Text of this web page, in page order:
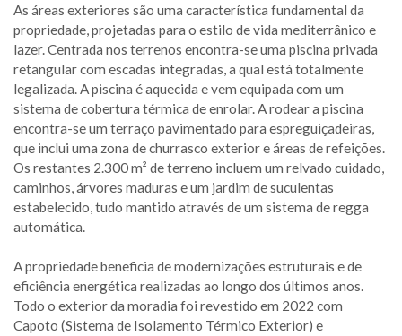
As áreas exteriores são uma característica fundamental da
propriedade, projetadas para o estilo de vida mediterrânico e
lazer. Centrada nos terrenos encontra-se uma piscina privada
retangular com escadas integradas, a qual está totalmente
legalizada. A piscina é aquecida e vem equipada com um
sistema de cobertura térmica de enrolar. A rodear a piscina
encontra-se um terraço pavimentado para espreguiçadeiras,
que inclui uma zona de churrasco exterior e áreas de refeições.
Os restantes 2.300 m² de terreno incluem um relvado cuidado,
caminhos, árvores maduras e um jardim de suculentas
estabelecido, tudo mantido através de um sistema de regga
automática.
A propriedade beneficia de modernizações estruturais e de
eficiência energética realizadas ao longo dos últimos anos.
Todo o exterior da moradia foi revestido em 2022 com
Capoto (Sistema de Isolamento Térmico Exterior) e